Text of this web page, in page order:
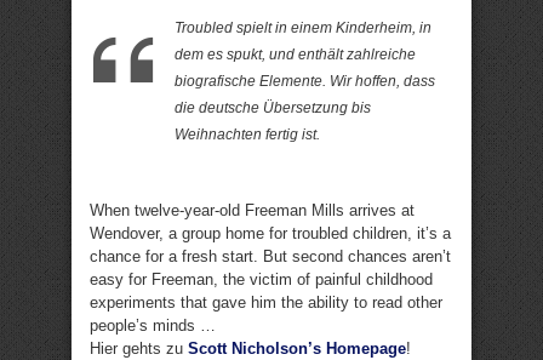
Troubled spielt in einem Kinderheim, in
dem es spukt, und enthält zahlreiche
biografische Elemente. Wir hoffen, dass
die deutsche Übersetzung bis
Weihnachten fertig ist.
When twelve-year-old Freeman Mills arrives at
Wendover, a group home for troubled children, it’s a
chance for a fresh start. But second chances aren’t
easy for Freeman, the victim of painful childhood
experiments that gave him the ability to read other
people’s minds …
Hier gehts zu Scott Nicholson’s Homepage!